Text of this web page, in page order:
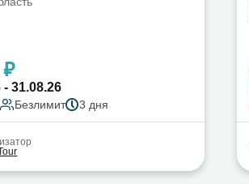
₽
- 31.08.26
Безлимит 3 дня